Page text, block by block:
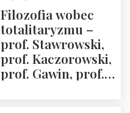
Sobolewski – 4
grudnia 2025 r.
godz. 18:00.
Filozofia wobec
totalitaryzmu –
prof. Stawrowski,
prof. Kaczorowski,
prof. Gawin, prof.